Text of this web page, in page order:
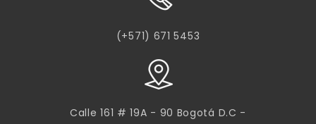
(+571) 671 5453
Calle 161 # 19A - 90 Bogotá D.C -